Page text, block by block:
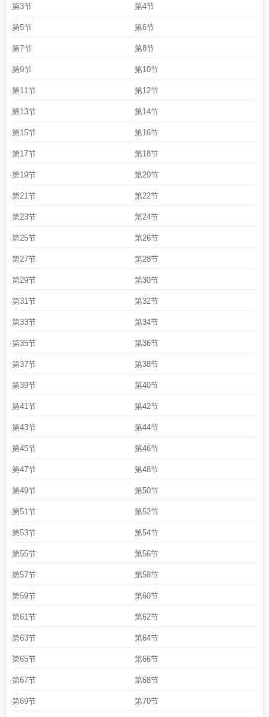
第3节 第4节
第5节 第6节
第7节 第8节
第9节 第10节
第11节 第12节
第13节 第14节
第15节 第16节
第17节 第18节
第19节 第20节
第21节 第22节
第23节 第24节
第25节 第26节
第27节 第28节
第29节 第30节
第31节 第32节
第33节 第34节
第35节 第36节
第37节 第38节
第39节 第40节
第41节 第42节
第43节 第44节
第45节 第46节
第47节 第48节
第49节 第50节
第51节 第52节
第53节 第54节
第55节 第56节
第57节 第58节
第59节 第60节
第61节 第62节
第63节 第64节
第65节 第66节
第67节 第68节
第69节 第70节